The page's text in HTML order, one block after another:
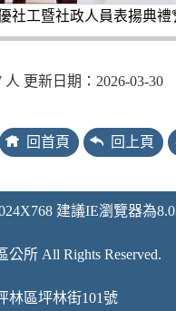
社工暨社政人員表揚典禮
更新日期：2026-03-30
回首頁 回上頁
建議IE瀏覽器為
公所 All Rights Reserved.
林區坪林街101號